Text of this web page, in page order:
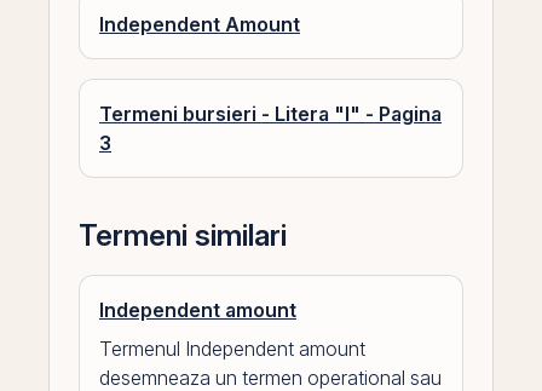
Independent Amount
Termeni bursieri - Litera "I" - Pagina
3
Termeni similari
Independent amount
Termenul Independent amount
desemneaza un termen operational sau